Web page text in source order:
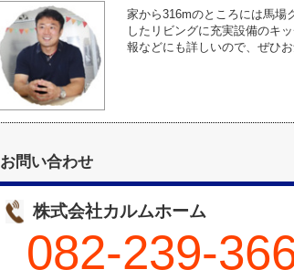
家から316mのところには馬場
したリビングに充実設備のキ
報などにも詳しいので、ぜひ
お問い合わせ
株式会社カルムホーム
082-239-